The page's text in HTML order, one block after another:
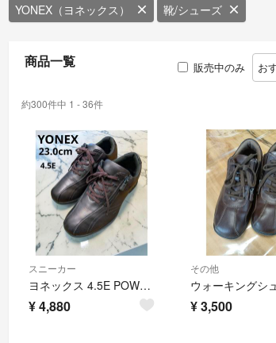
YONEX（ヨネックス） 靴/シューズ
商品一覧 販売中のみ お
約300件中 1 - 36件
スニーカー
ヨネックス 4.5E POWER CUSHION ウォーキングシューズ 23
¥4,880
その他
¥3,500